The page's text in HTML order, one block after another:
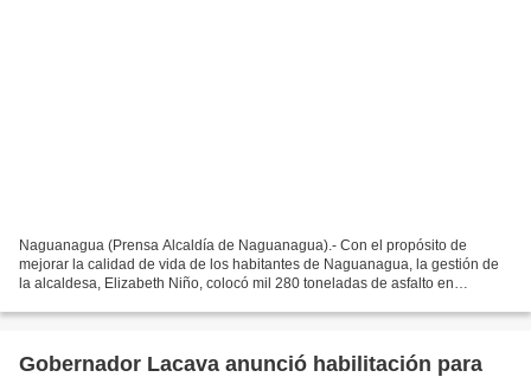
Naguanagua (Prensa Alcaldía de Naguanagua).- Con el propósito de
mejorar la calidad de vida de los habitantes de Naguanagua, la gestión de
la alcaldesa, Elizabeth Niño, colocó mil 280 toneladas de asfalto en
Gobernador Lacava anunció habilitación para